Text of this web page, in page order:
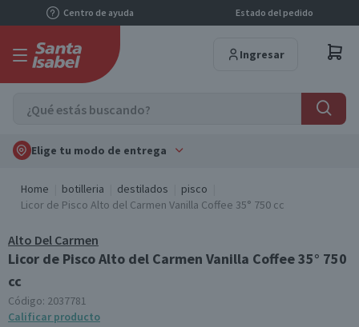
Centro de ayuda Estado del pedido
Ingresar
Elige tu modo de entrega
Home botilleria destilados
pisco
Licor de Pisco Alto del Carmen Vanilla Coffee 35° 750 cc
Alto Del Carmen
Licor de Pisco Alto del Carmen Vanilla Coffee 35° 750
cc
Código: 2037781
Calificar producto